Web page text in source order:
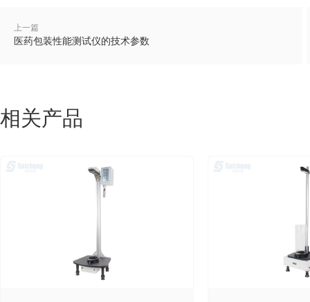
上一篇
医药包装性能测试仪的技术参数
相关产品